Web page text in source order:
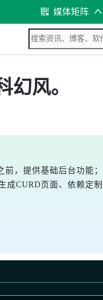
媒体矩阵
风。
，提供基础后台功能
CURD页面、依赖定